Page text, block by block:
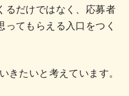
るだけではなく、応募者
てもらえる入口をつく
きたいと考えています。